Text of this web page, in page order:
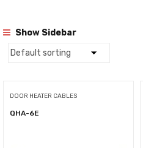
Show Sidebar
DOOR HEATER CABLES
QHA-6E